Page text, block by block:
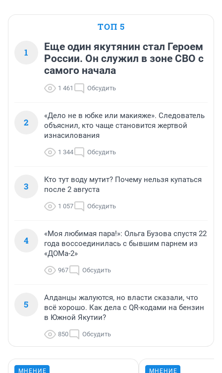
ТОП 5
1
Еще один якутянин стал Героем
России. Он служил в зоне СВО с
самого начала
1 461 Обсудить
2
«Дело не в юбке или макияже». Следователь
объяснил, кто чаще становится жертвой
изнасилования
1 344 Обсудить
3
Кто тут воду мутит? Почему нельзя купаться
после 2 августа
1 057 Обсудить
4
«Моя любимая пара!»: Ольга Бузова спустя 22
года воссоединилась с бывшим парнем из
«ДОМа-2»
967 Обсудить
5
Алданцы жалуются, но власти сказали, что
всё хорошо. Как дела с QR-кодами на бензин
в Южной Якутии?
850 Обсудить
МНЕНИЕ МНЕНИЕ